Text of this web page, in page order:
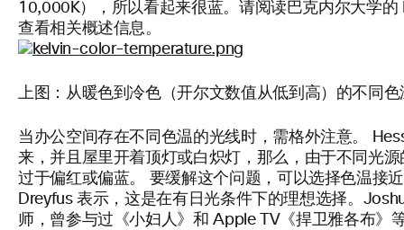
10,000K），所以看起来很蓝。请阅读巴克内尔大学的
查看相关概述信息。
上图：从暖色到冷色（开尔文数值从低到高）的不同
当办公空间存在不同色温的光线时，需格外注意。
来，并且屋里开着顶灯或白炽灯，那么，由于不同光
过于偏红或偏蓝。 要缓解这个问题，可以选择色温接
Dreyfus 表示，这是在有日光条件下的理想选择。
师，曾参与过《小妇人》和 Apple TV《捍卫雅各布》